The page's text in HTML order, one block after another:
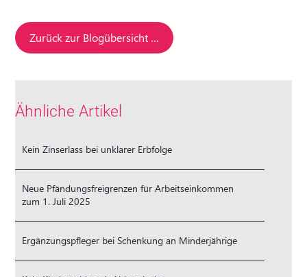
Zurück zur Blogübersicht …
Ähnliche Artikel
Kein Zinserlass bei unklarer Erbfolge
Neue Pfändungsfreigrenzen für Arbeitseinkommen
zum 1. Juli 2025
Ergänzungspfleger bei Schenkung an Minderjährige